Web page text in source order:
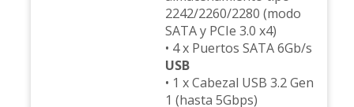
2242/2260/2280 (modo
SATA y PCIe 3.0 x4)
• 4 x Puertos SATA 6Gb/s
USB
• 1 x Cabezal USB 3.2 Gen
1 (hasta 5Gbps)